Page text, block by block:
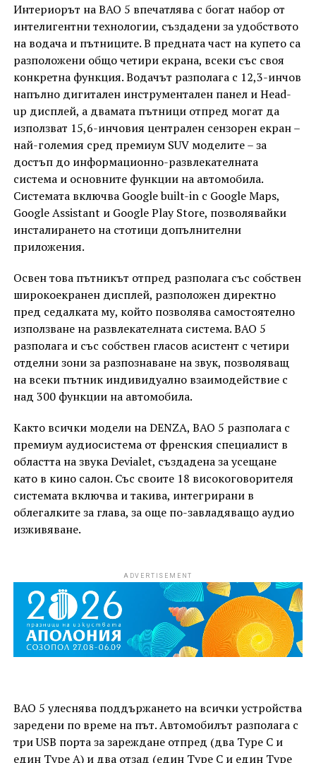
Интериорът на BAO 5 впечатлява с богат набор от
интелигентни технологии, създадени за удобството
на водача и пътниците. В предната част на купето са
разположени общо четири екрана, всеки със своя
конкретна функция. Водачът разполага с 12,3-инчов
напълно дигитален инструментален панел и Head-
up дисплей, а двамата пътници отпред могат да
използват 15,6-инчовия централен сензорен екран –
най-големия сред премиум SUV моделите – за
достъп до информационно-развлекателната
система и основните функции на автомобила.
Системата включва Google built-in с Google Maps,
Google Assistant и Google Play Store, позволявайки
инсталирането на стотици допълнителни
приложения.
Освен това пътникът отпред разполага със собствен
широкоекранен дисплей, разположен директно
пред седалката му, който позволява самостоятелно
използване на развлекателната система. BAO 5
разполага и със собствен гласов асистент с четири
отделни зони за разпознаване на звук, позволяващ
на всеки пътник индивидуално взаимодействие с
над 300 функции на автомобила.
Както всички модели на DENZA, BAO 5 разполага с
премиум аудиосистема от френския специалист в
областта на звука Devialet, създадена за усещане
като в кино салон. Със своите 18 високоговорителя
системата включва и такива, интегрирани в
облегалките за глава, за още по-завладяващо аудио
изживяване.
ADVERTISEMENT
BAO 5 улеснява поддържането на всички устройства
заредени по време на път. Автомобилът разполага с
три USB порта за зареждане отпред (два Type C и
един Type A) и два отзад (един Type C и един Type